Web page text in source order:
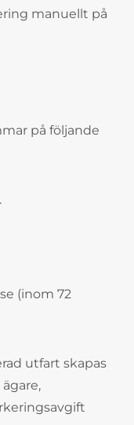
manuellt på
på följande
(inom 72
utfart skapas